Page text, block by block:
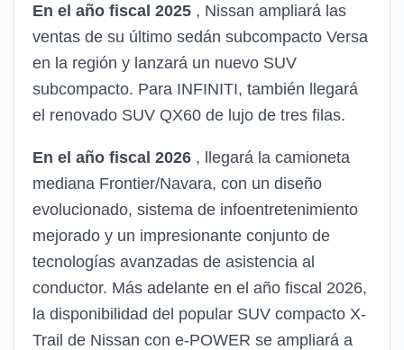
En el año fiscal 2025 , Nissan ampliará las
ventas de su último sedán subcompacto Versa
en la región y lanzará un nuevo SUV
subcompacto. Para INFINITI, también llegará
el renovado SUV QX60 de lujo de tres filas.
En el año fiscal 2026 , llegará la camioneta
mediana Frontier/Navara, con un diseño
evolucionado, sistema de infoentretenimiento
mejorado y un impresionante conjunto de
tecnologías avanzadas de asistencia al
conductor. Más adelante en el año fiscal 2026,
la disponibilidad del popular SUV compacto X-
Trail de Nissan con e-POWER se ampliará a